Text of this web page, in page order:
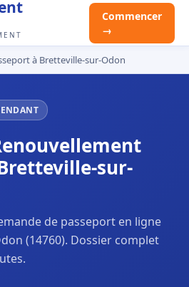
Commencer
→
à Bretteville-sur-Odon
sur-
de passeport en ligne
(14760). Dossier complet